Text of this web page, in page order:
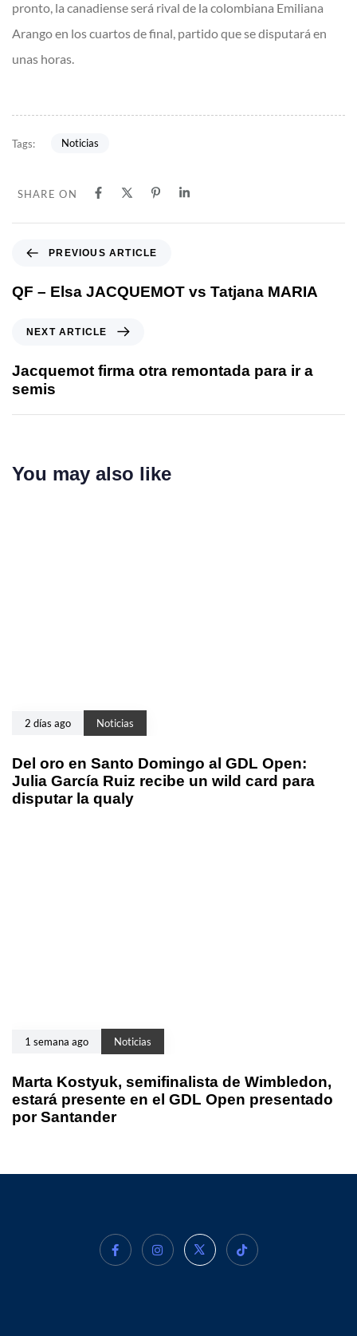
pronto, la canadiense será rival de la colombiana Emiliana
Arango en los cuartos de final, partido que se disputará en
unas horas.
Tags: Noticias
SHARE ON
PREVIOUS ARTICLE
QF – Elsa JACQUEMOT vs Tatjana MARIA
NEXT ARTICLE
Jacquemot firma otra remontada para ir a
semis
You may also like
2 días ago Noticias
Del oro en Santo Domingo al GDL Open:
Julia García Ruiz recibe un wild card para
disputar la qualy
1 semana ago Noticias
Marta Kostyuk, semifinalista de Wimbledon,
estará presente en el GDL Open presentado
por Santander